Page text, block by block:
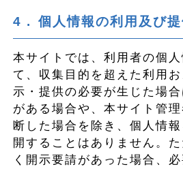
個人情報の利用及び
本サイトでは、利用者の個
て、収集目的を超えた利用
示・提供の必要が生じた場
がある場合や、本サイト管
断した場合を除き、個人情
開することはありません。
く開示要請があった場合、